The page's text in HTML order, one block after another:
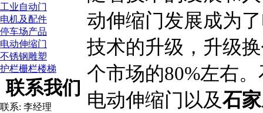
工业自动门
电机及配件
停车场产品
电动伸缩门
不锈钢雕塑
护栏栅栏楼梯
联系我们
联系: 李经理
动伸缩门发展成为
技术的升级，升级
个市场的80%左右
电动伸缩门以及石